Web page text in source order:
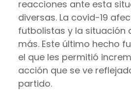
reacciones ante esta
diversas. La covid-19
futbolistas y la situación
más. Este último hecho
el que les permitió
acción que se ve
partido.